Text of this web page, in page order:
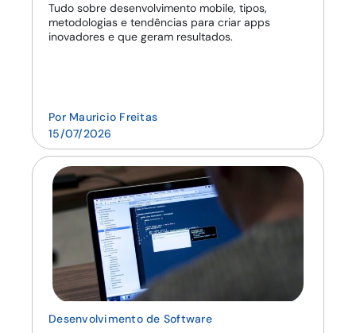
Tudo sobre desenvolvimento mobile, tipos,
metodologias e tendências para criar apps
inovadores e que geram resultados.
Por Mauricio Freitas
15/07/2026
Desenvolvimento de Software